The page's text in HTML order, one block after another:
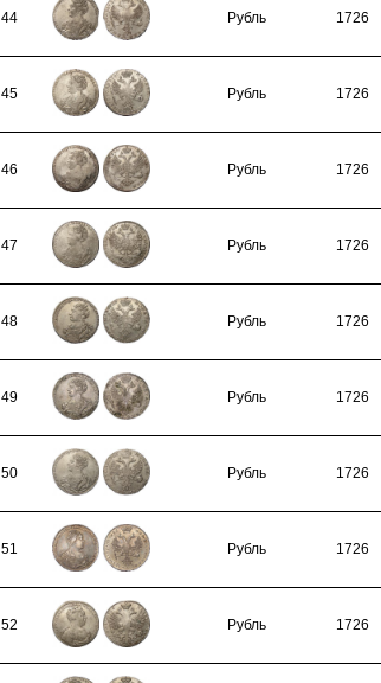
44 Рубль 1726
45 Рубль 1726
46 Рубль 1726
47 Рубль 1726
48 Рубль 1726
49 Рубль 1726
50 Рубль 1726
51 Рубль 1726
52 Рубль 1726